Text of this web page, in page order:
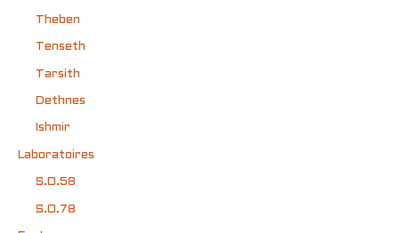
Theben
Tenseth
Tarsith
Dethnes
Ishmir
Laboratoires
S.O.58
S.O.78